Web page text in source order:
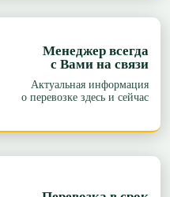
Менеджер всегда
с Вами на связи
Актуальная информация
о перевозке здесь и сейчас